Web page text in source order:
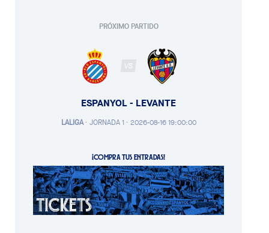
PRÓXIMO PARTIDO
VS
ESPANYOL - LEVANTE
LALIGA· JORNADA 1 · 2026-08-16 19:00:00
¡COMPRA TUS ENTRADAS!